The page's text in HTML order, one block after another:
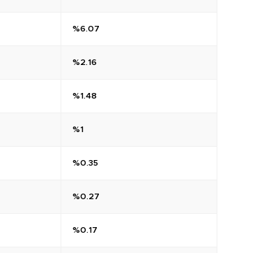
%6.07
%2.16
%1.48
%1
%0.35
%0.27
%0.17